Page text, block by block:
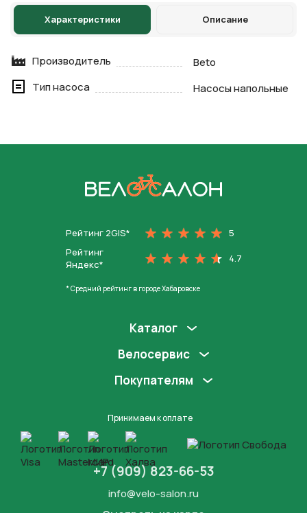
Характеристики Описание
Производитель
Beto
Тип насоса
Насосы напольные
Рейтинг 2GIS*
5
Рейтинг
Яндекс*
4.7
* Средний рейтинг в городе Хабаровске
Каталог
Велосервис
Покупателям
Принимаем к оплате
+7 (909) 823-66-53
info@velo-salon.ru